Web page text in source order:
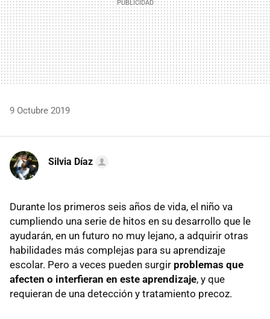
9 Octubre 2019
Silvia Díaz
Durante los primeros seis años de vida, el niño va
cumpliendo una serie de hitos en su desarrollo que le
ayudarán, en un futuro no muy lejano, a adquirir otras
habilidades más complejas para su aprendizaje
escolar. Pero a veces pueden surgir problemas que
afecten o interfieran en este aprendizaje, y que
requieran de una detección y tratamiento precoz.